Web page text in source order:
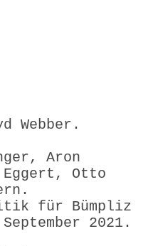
Webber.
Aron
Otto
für Bümpliz
2021.